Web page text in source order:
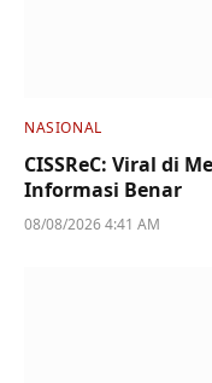
NASIONAL
CISSReC: Viral di
Informasi Benar
08/08/2026 4:41 AM